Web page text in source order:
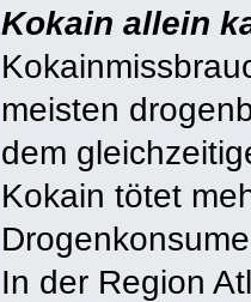
Kokain allein
meisten
dem
Kokain tötet
In der Region